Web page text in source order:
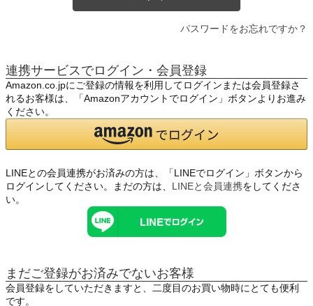
パスワードをお忘れですか？
連携サービスでログイン・会員登録
Amazon.co.jpにご登録の情報を利用してログインまたは会員登録さ
れるお客様は、「Amazonアカウントでログイン」ボタンよりお進み
ください。
LINEとの会員連携がお済みの方は、「LINEでログイン」ボタンから
ログインしてください。まだの方は、 LINEと会員連携をしてくださ
い。
まだご登録がお済みでないお客様
会員登録をしていただきますと、二度目のお買い物時にとても便利
です。